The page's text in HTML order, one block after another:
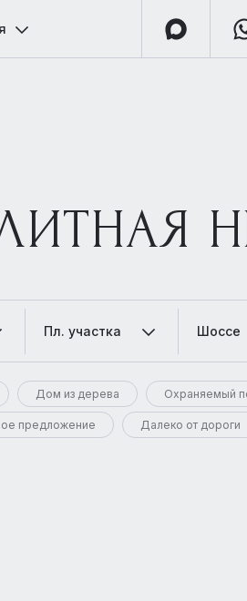
Пл. участка Шоссе
Дом из дерева Охраняемый
предложение Далеко от дороги